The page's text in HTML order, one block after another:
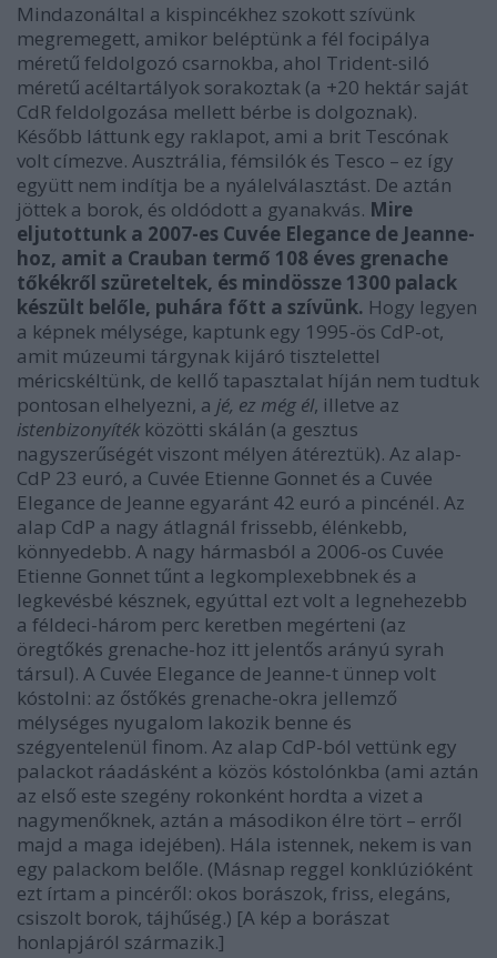
Mindazonáltal a kispincékhez szokott szívünk
megremegett, amikor beléptünk a fél focipálya
méretű feldolgozó csarnokba, ahol Trident-siló
méretű acéltartályok sorakoztak (a +20 hektár saját
CdR feldolgozása mellett bérbe is dolgoznak).
Később láttunk egy raklapot, ami a brit Tescónak
volt címezve. Ausztrália, fémsilók és Tesco – ez így
együtt nem indítja be a nyálelválasztást. De aztán
jöttek a borok, és oldódott a gyanakvás. Mire
eljutottunk a 2007-es Cuvée Elegance de Jeanne-
hoz, amit a Crauban termő 108 éves grenache
tőkékről szüreteltek, és mindössze 1300 palack
készült belőle, puhára főtt a szívünk. Hogy legyen
a képnek mélysége, kaptunk egy 1995-ös CdP-ot,
amit múzeumi tárgynak kijáró tisztelettel
méricskéltünk, de kellő tapasztalat híján nem tudtuk
pontosan elhelyezni, a jé, ez még él, illetve az
istenbizonyíték közötti skálán (a gesztus
nagyszerűségét viszont mélyen átéreztük). Az alap-
CdP 23 euró, a Cuvée Etienne Gonnet és a Cuvée
Elegance de Jeanne egyaránt 42 euró a pincénél. Az
alap CdP a nagy átlagnál frissebb, élénkebb,
könnyedebb. A nagy hármasból a 2006-os Cuvée
Etienne Gonnet tűnt a legkomplexebbnek és a
legkevésbé késznek, egyúttal ezt volt a legnehezebb
a féldeci-három perc keretben megérteni (az
öregtőkés grenache-hoz itt jelentős arányú syrah
társul). A Cuvée Elegance de Jeanne-t ünnep volt
kóstolni: az őstőkés grenache-okra jellemző
mélységes nyugalom lakozik benne és
szégyentelenül finom. Az alap CdP-ból vettünk egy
palackot ráadásként a közös kóstolónkba (ami aztán
az első este szegény rokonként hordta a vizet a
nagymenőknek, aztán a másodikon élre tört – erről
majd a maga idejében). Hála istennek, nekem is van
egy palackom belőle. (Másnap reggel konklúzióként
ezt írtam a pincéről: okos borászok, friss, elegáns,
csiszolt borok, tájhűség.) [A kép a borászat
honlapjáról származik.]